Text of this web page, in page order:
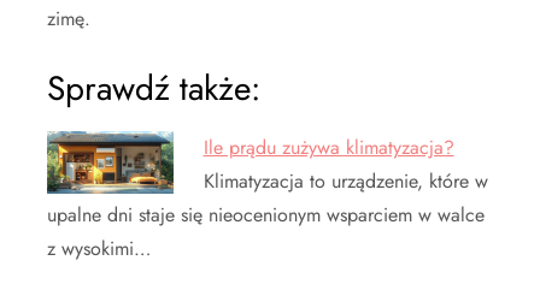
zimę.
Sprawdź także:
Ile prądu zużywa klimatyzacja?
Klimatyzacja to urządzenie, które w
upalne dni staje się nieocenionym wsparciem w walce
z wysokimi…